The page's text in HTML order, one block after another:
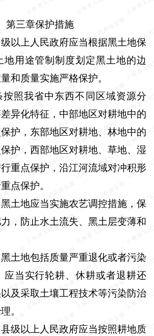
第三章保护措施
以上人民政府应当根据黑土地保
地用途管制制度划定黑土地的边
和质量实施严格保护。
按照我省中东西不同区域资源分
异化特征，中部地区对耕地中的
护，东部地区对耕地、林地中的
护，西部地区对耕地、草地、湿
重点保护，沿江河流域对冲积形
点保护。
土地应当实施农艺调控措施，保
，防止水土流失、黑土层变薄和
土地包括质量严重退化或者污染
应当实行轮耕、休耕或者退耕还
及采取土壤工程技术等污染防治
。
级以上人民政府应当按照耕地质